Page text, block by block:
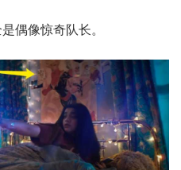
偶像惊奇队长。